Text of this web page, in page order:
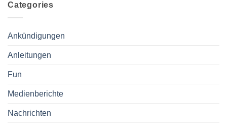
Categories
Ankündigungen
Anleitungen
Fun
Medienberichte
Nachrichten